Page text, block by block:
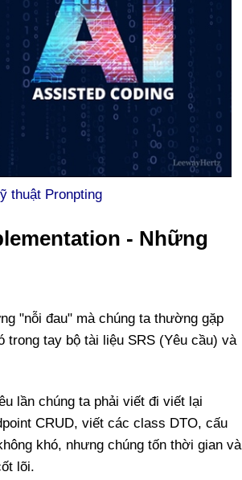
thuật Pronpting
- Những
"nỗi đau" mà chúng ta thường gặp
trong tay bộ tài liệu SRS (Yêu cầu) và
lần chúng ta phải viết đi viết lại
CRUD, viết các class DTO, cấu
khó, nhưng chúng tốn thời gian và
lõi.